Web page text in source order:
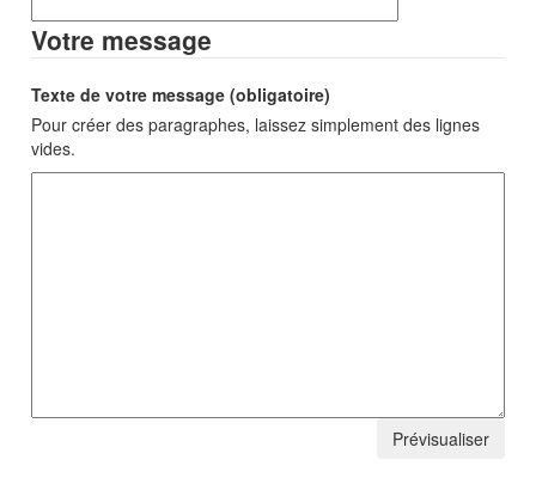
Votre message
Texte de votre message (obligatoire)
Pour créer des paragraphes, laissez simplement des lignes
vides.